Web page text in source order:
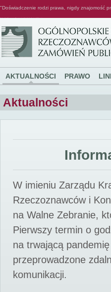
"Doświadczenie rodzi prawa, nigdy znajomość
AKTUALNOŚCI PRAWO
Aktualności
W imieniu Zarządu
Rzeczoznawców i
na Walne Zebranie,
Pierwszy termin o
na trwającą
przeprowadzone
komunikacji.